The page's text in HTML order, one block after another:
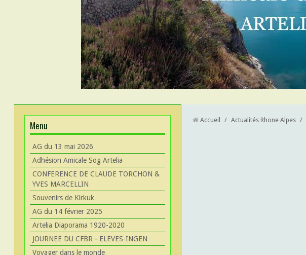
Menu
AG du 13 mai 2026
Adhésion Amicale Sog Artelia
CONFERENCE DE CLAUDE TORCHON &
YVES MARCELLIN
Souvenirs de Kirkuk
AG du 14 février 2025
Artelia Diaporama 1920-2020
JOURNEE DU CFBR - ELEVES-INGEN
Voyager dans le monde
Accueil / Actualités Rhone Alpes /